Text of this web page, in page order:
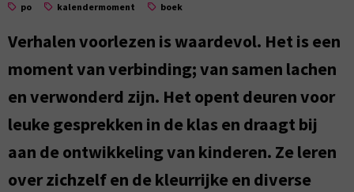
po kalendermoment boek
Verhalen voorlezen is waardevol. Het is een
moment van verbinding; van samen lachen
en verwonderd zijn. Het opent deuren voor
leuke gesprekken in de klas en draagt bij
aan de ontwikkeling van kinderen. Ze leren
over zichzelf en de kleurrijke en diverse